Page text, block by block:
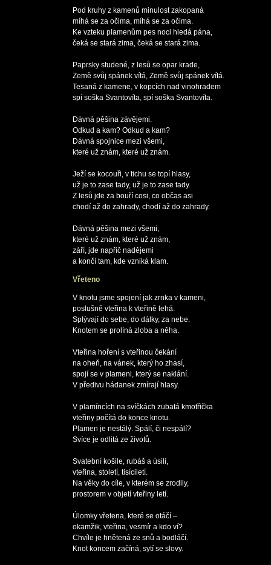
Pod kruhy z kamenů minulost zakopaná
míhá se za očima, míhá se za očima.
Ke vzteku plamenům pes noci hledá pána,
čeká se stará zima, čeká se stará zima.
Paprsky studené, z lesů se opar krade,
Země svůj spánek vítá, Země svůj spánek vítá.
Tesaná z kamene, v kopcích nad vinohradem
spí soška Svantovíta, spí soška Svantovíta.
Dávná pěšina závějemi.
Odkud a kam? Odkud a kam?
Dávná spojnice mezi všemi,
které už znám, které už znám.
Ježí se kocouři, v tichu se topí hlasy,
už je to zase tady, už je to zase tady.
Z lesů jde za bouří cosi, co občas asi
chodí až do zahrady, chodí až do zahrady.
Dávná pěšina mezi všemi,
které už znám, které už znám,
září, jde napříč nadějemi
Vřeteno
V knotu jsme spojení jak zrnka v kameni,
poslušně vteřina k vteřině lehá.
Splývají do sebe, do dálky, za nebe.
Knotem se prolíná zloba a něha.
Vteřina hoření s vteřinou čekání
na oheň, na vánek, který ho zhasí,
spojí se v plameni, který se naklání.
V předivu hádanek zmírají hlasy.
V plamíncích na svíčkách zubatá kmotřička
vteřiny počítá do konce knotu.
Plamen je nestálý. Spálí, či nespálí?
Svíce je odlitá ze životů.
Svatební košile, rubáš a úsilí,
vteřina, století, tisíciletí.
Na věky do cíle, v kterém se zrodily,
prostorem v objetí vteřiny letí.
Úlomky vřetena, které se otáčí –
okamžik, vteřina, vesmír a kdo ví?
Chvíle je hnětená ze snů a bodláčí.
Knot koncem začíná, sytí se slovy.